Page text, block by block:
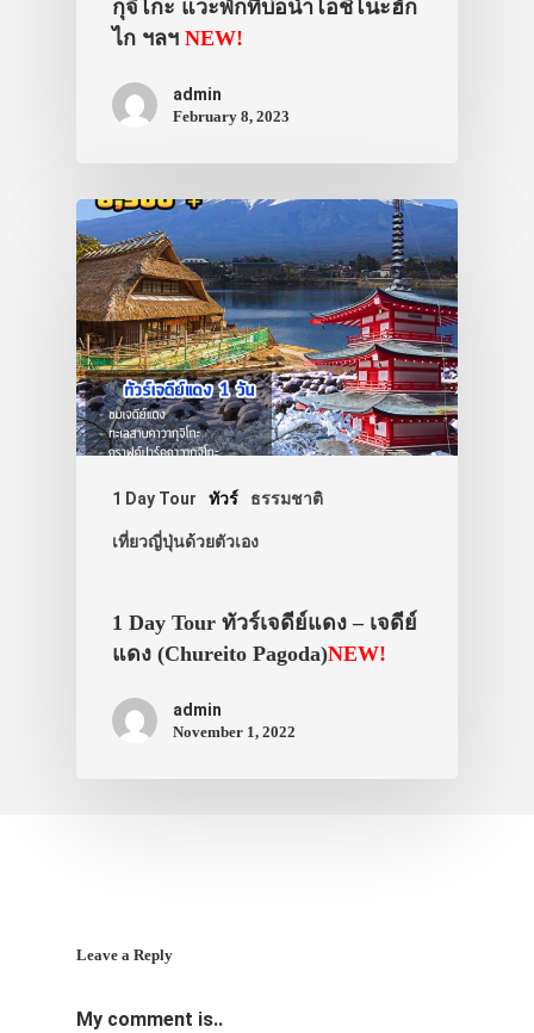
กุจิโกะ แวะพักที่บ่อน้ำโอชิโนะฮัก
ไก ฯลฯ NEW!
admin
February 8, 2023
1 Day Tour ทัวร์ ธรรมชาติ
เที่ยวญี่ปุ่นด้วยตัวเอง
1 Day Tour ทัวร์เจดีย์แดง – เจดีย์
แดง (Chureito Pagoda)NEW!
admin
November 1, 2022
Leave a Reply
My comment is..
ประเทศญี่ปุ่น
เที่ยวญี่ปุ่นด้ว
เอง
รถบัส
เดินทาง
ทัวร์
ที่พัก
ภาพประทับใจ